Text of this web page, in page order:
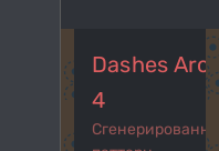
Dashes
4